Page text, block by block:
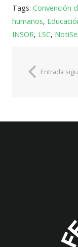
Tags: Convención
humanos,
INSOR, LSC,
Entrada